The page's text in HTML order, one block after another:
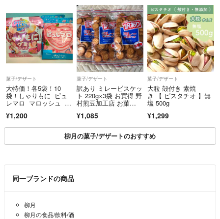
菓子/デザート
大特価！各5袋！10
袋！しゃりもに ピュ
レマロ マロッシュ ピ
¥1,200
菓子/デザート
訳あり ミレービスケッ
ト 220g×3袋 お買得 野
村煎豆加工店 お菓
¥1,085
菓子/デザート
大粒 殻付き 素焼
き 【 ピスタチオ 】無
塩 500g
¥1,299
柳月の菓子/デザートのおすすめ
同一ブランドの商品
柳月
柳月の食品/飲料/酒